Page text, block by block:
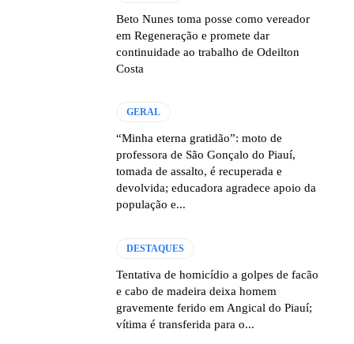
Beto Nunes toma posse como vereador
em Regeneração e promete dar
continuidade ao trabalho de Odeilton
Costa
GERAL
“Minha eterna gratidão”: moto de
professora de São Gonçalo do Piauí,
tomada de assalto, é recuperada e
devolvida; educadora agradece apoio da
população e...
DESTAQUES
Tentativa de homicídio a golpes de facão
e cabo de madeira deixa homem
gravemente ferido em Angical do Piauí;
vítima é transferida para o...